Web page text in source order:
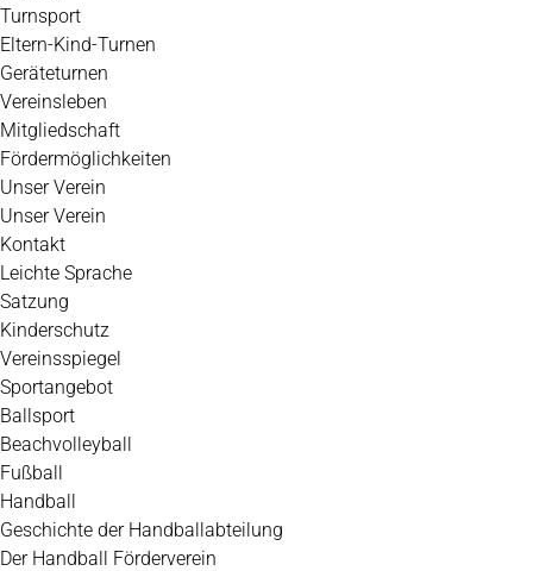
Turnsport
Eltern-Kind-Turnen
Geräteturnen
Vereinsleben
Mitgliedschaft
Fördermöglichkeiten
Unser Verein
Unser Verein
Kontakt
Leichte Sprache
Satzung
Kinderschutz
Vereinsspiegel
Sportangebot
Ballsport
Beachvolleyball
Fußball
Handball
Geschichte der Handballabteilung
Der Handball Förderverein